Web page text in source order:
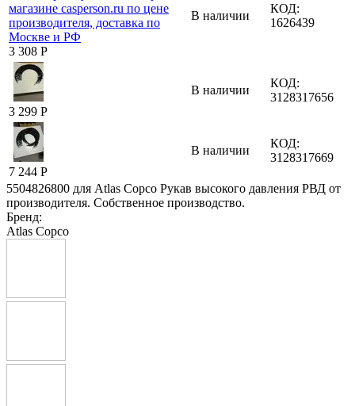
3 308 Р
В наличии
КОД:
1626439
3 299 Р
В наличии
КОД:
3128317656
7 244 Р
В наличии
КОД:
3128317669
5504826800 для Atlas Copco Рукав высокого давления РВД от
производителя. Собственное производство.
Бренд:
Atlas Copco